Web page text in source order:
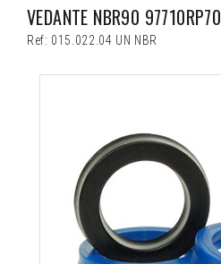
VEDANTE NBR90 97710RP70
Ref: 015.022.04 UN NBR